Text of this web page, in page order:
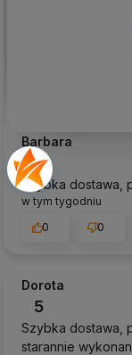
Barbara
5
Szybka dostawa,
w tym tygodniu
0
0
Dorota
5
Szybka dostawa,
starannie